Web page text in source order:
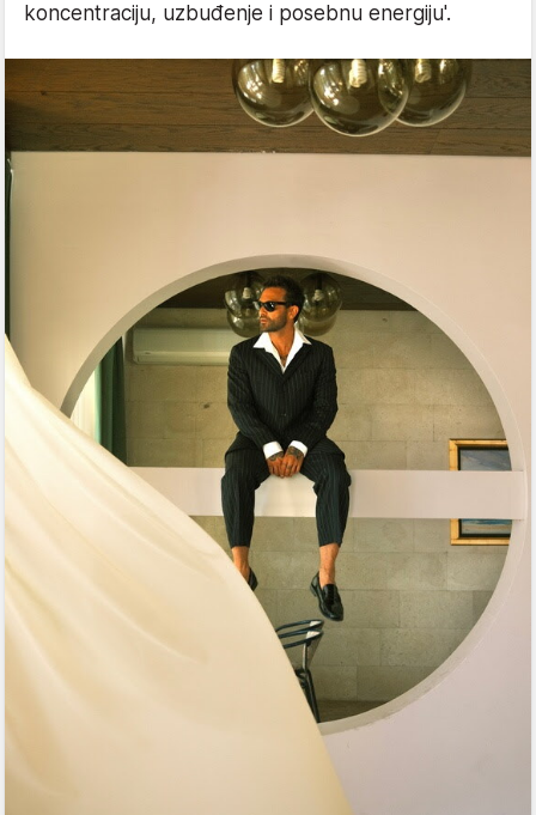
koncentraciju, uzbuđenje i posebnu energiju'.